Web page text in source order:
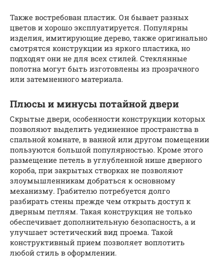
Также востребован пластик. Он бывает разных
цветов и хорошо эксплуатируется. Популярны
изделия, имитирующие дерево, также оригинально
смотрятся конструкции из яркого пластика, но
подходят они не для всех стилей. Стеклянные
полотна могут быть изготовлены из прозрачного
или затемненного материала.
Плюсы и минусы потайной двери
Скрытые двери, особенности конструкции которых
позволяют выделить уединенное пространства в
спальной комнате, в ванной или другом помещении
пользуются большой популярностью. Кроме этого
размещение петель в углубленной нише дверного
короба, при закрытых створках не позволяют
злоумышленникам добраться к основному
механизму. Грабителю потребуется долго
разбирать стены прежде чем открыть доступ к
дверным петлям. Такая конструкция не только
обеспечивает дополнительную безопасность, а и
улучшает эстетический вид проема. Такой
конструктивный прием позволяет воплотить
любой стиль в оформлении.